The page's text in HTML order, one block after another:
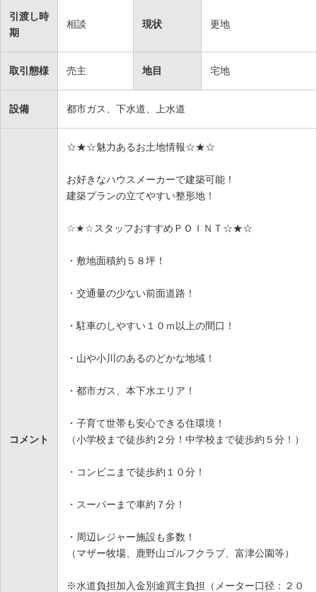
引渡し時
期
相談 現状 更地
取引態様 売主 地目 宅地
設備 都市ガス、下水道、上水道
コメント
☆★☆魅力あるお土地情報☆★☆
お好きなハウスメーカーで建築可能！
建築プランの立てやすい整形地！
☆★☆スタッフおすすめＰＯＩＮＴ☆★☆
・敷地面積約５８坪！
・交通量の少ない前面道路！
・駐車のしやすい１０ｍ以上の間口！
・山や小川のあるのどかな地域！
・都市ガス、本下水エリア！
・子育て世帯も安心できる住環境！
（小学校まで徒歩約２分！中学校まで徒歩約５分！）
・コンビニまで徒歩約１０分！
・スーパーまで車約７分！
・周辺レジャー施設も多数！
（マザー牧場、鹿野山ゴルフクラブ、富津公園等）
※水道負担加入金別途買主負担（メーター口径：２０